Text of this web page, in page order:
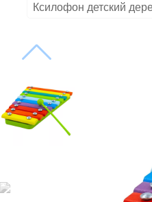
Ксилофон детский